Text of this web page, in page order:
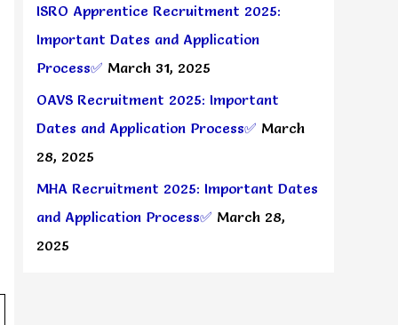
ISRO Apprentice Recruitment 2025:
Important Dates and Application
Process✅ March 31, 2025
OAVS Recruitment 2025: Important
Dates and Application Process✅ March
28, 2025
MHA Recruitment 2025: Important Dates
and Application Process✅ March 28,
2025